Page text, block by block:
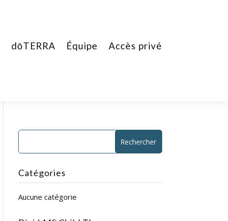
dōTERRA Équipe Accès privé
Catégories
Aucune catégorie